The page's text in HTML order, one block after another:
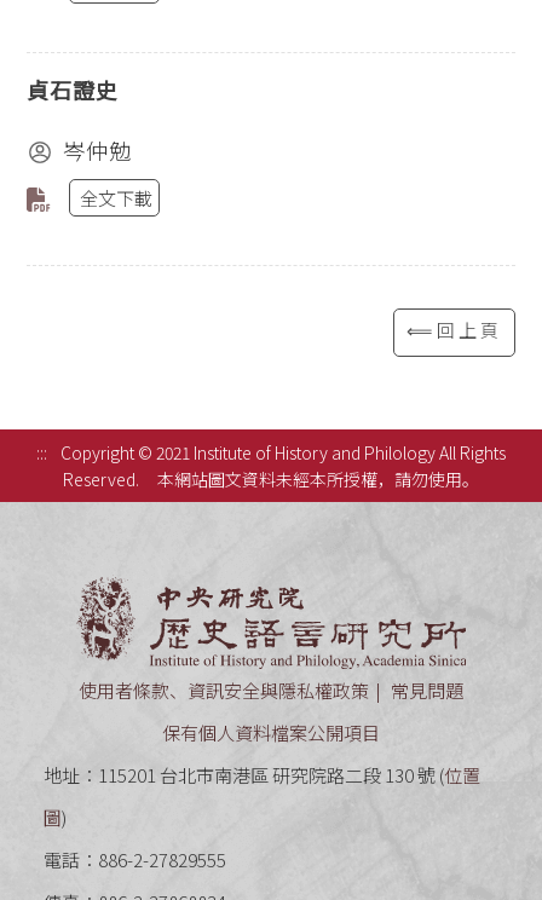
貞石證史
岑仲勉
全文下載
⟸回上頁
:::
Copyright © 2021 Institute of History and Philology All Rights
Reserved.
本網站圖文資料未經本所授權，請勿使用。
使用者條款、資訊安全與隱私權政策
常見問題
保有個人資料檔案公開項目
地址：115201 台北市南港區 研究院路二段 130 號 (位置
圖)
電話：886-2-27829555